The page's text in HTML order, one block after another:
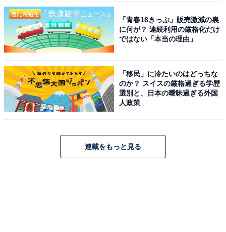
「青春18きっぷ」販売激減の裏
に何が？ 連続利用の厳格化だけ
ではない「本当の理由」
「移民」に冷たいのはどっちな
のか？ スイスの厳格過ぎる学歴
選別と、日本の曖昧過ぎる外国
人政策
連載をもっと見る